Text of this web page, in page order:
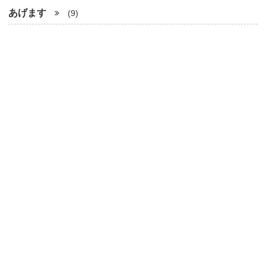
あげます (9)